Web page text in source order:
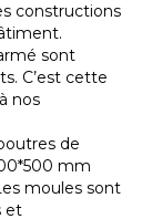
constructions
sont
C’est cette
nos
de
mm
moules sont
et